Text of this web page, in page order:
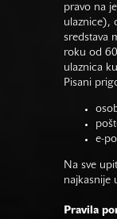
pravo na
ulaznice),
sredstava
roku od
ulaznica
Pisani
e-
Na sve
najkasnije
Pravila